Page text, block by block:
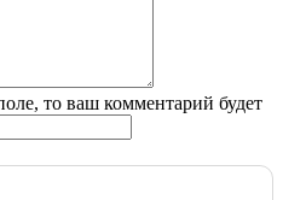
то ваш комментарий будет